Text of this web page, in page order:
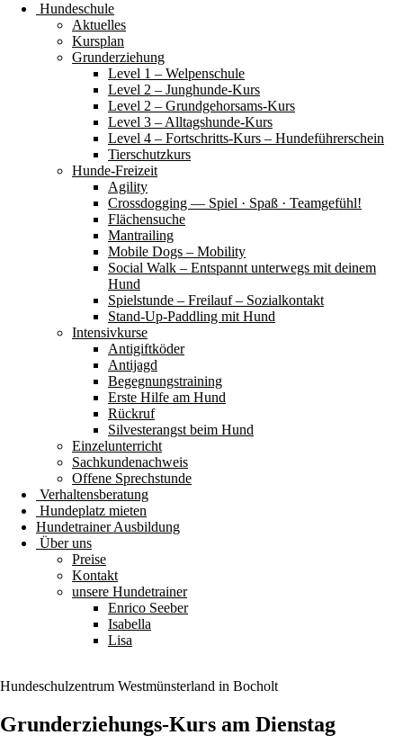
Hundeschule
Aktuelles
Kursplan
Grunderziehung
Level 1 – Welpenschule
Level 2 – Junghunde-Kurs
Level 2 – Grundgehorsams-Kurs
Level 3 – Alltagshunde-Kurs
Level 4 – Fortschritts-Kurs – Hundeführerschein
Tierschutzkurs
Hunde-Freizeit
Agility
Crossdogging — Spiel · Spaß · Teamgefühl!
Flächensuche
Mantrailing
Mobile Dogs – Mobility
Social Walk – Entspannt unterwegs mit deinem
Hund
Spielstunde – Freilauf – Sozialkontakt
Stand-Up-Paddling mit Hund
Intensivkurse
Antigiftköder
Antijagd
Begegnungstraining
Erste Hilfe am Hund
Rückruf
Silvesterangst beim Hund
Einzelunterricht
Sachkundenachweis
Offene Sprechstunde
Verhaltensberatung
Hundeplatz mieten
Hundetrainer Ausbildung
Über uns
Preise
Kontakt
unsere Hundetrainer
Enrico Seeber
Isabella
Lisa
Hundeschulzentrum Westmünsterland in Bocholt
Grunderziehungs-Kurs am Dienstag